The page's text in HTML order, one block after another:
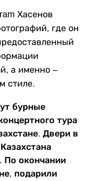
Хасенов
где он
а именно –
стиле.
бурные
тура
Двери в
По окончании
подарили